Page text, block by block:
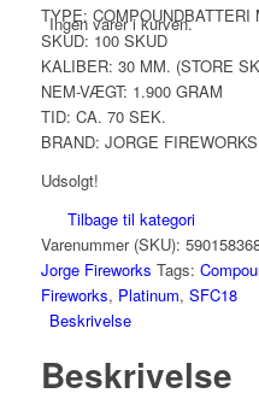
Ingen varer i kurven.
TYPE: COMPOUNDBATTERI
SKUD: 100 SKUD
KALIBER: 30 MM. (STORE
NEM-VÆGT: 1.900 GRAM
TID: CA. 70 SEK.
BRAND: JORGE FIREWORKS
Udsolgt!
Tilbage til kategori
Varenummer (SKU):
Jorge Fireworks Tags:
Fireworks, Platinum, SFC18
Beskrivelse
Beskrivelse